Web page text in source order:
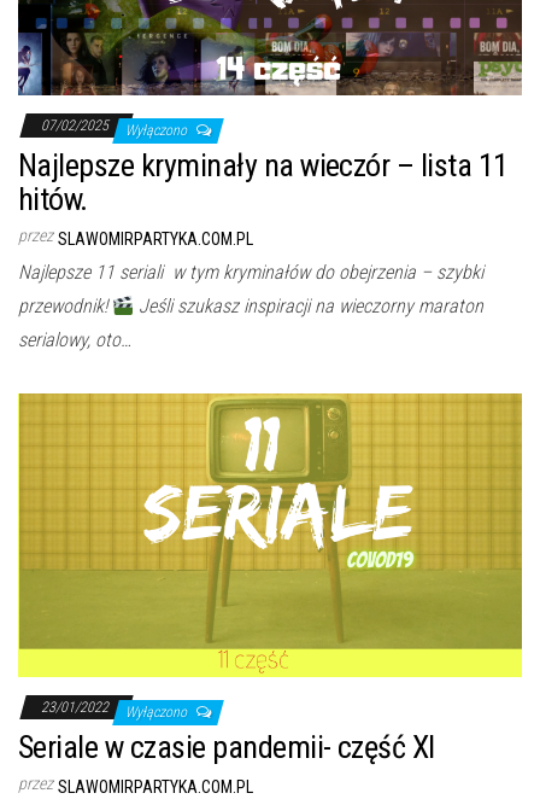
07/02/2025 Wyłączono
Najlepsze kryminały na wieczór – lista 11
hitów.
przez SLAWOMIRPARTYKA.COM.PL
Najlepsze 11 seriali w tym kryminałów do obejrzenia – szybki
przewodnik!
Jeśli szukasz inspiracji na wieczorny maraton
serialowy, oto…
23/01/2022 Wyłączono
Seriale w czasie pandemii- część XI
przez SLAWOMIRPARTYKA.COM.PL